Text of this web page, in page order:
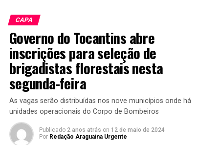
CAPA
Governo do Tocantins abre
inscrições para seleção de
brigadistas florestais nesta
segunda-feira
As vagas serão distribuídas nos nove municípios onde há
unidades operacionais do Corpo de Bombeiros
Publicado 2 anos atrás on 12 de maio de 2024
Por Redação Araguaina Urgente